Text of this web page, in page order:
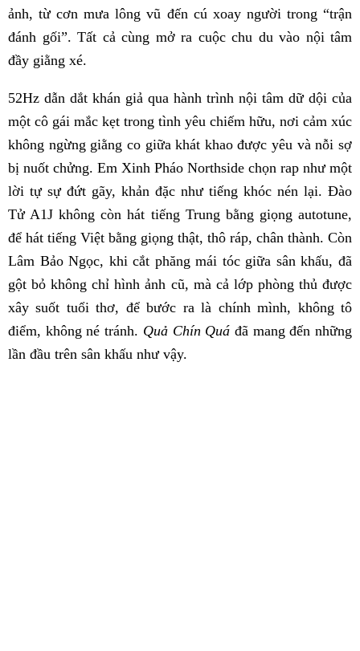
ảnh, từ cơn mưa lông vũ đến cú xoay người trong “trận
đánh gối”. Tất cả cùng mở ra cuộc chu du vào nội tâm
đầy giằng xé.
52Hz dẫn dắt khán giả qua hành trình nội tâm dữ dội của
một cô gái mắc kẹt trong tình yêu chiếm hữu, nơi cảm xúc
không ngừng giằng co giữa khát khao được yêu và nỗi sợ
bị nuốt chửng. Em Xinh Pháo Northside chọn rap như một
lời tự sự đứt gãy, khản đặc như tiếng khóc nén lại. Đào
Tử A1J không còn hát tiếng Trung bằng giọng autotune,
để hát tiếng Việt bằng giọng thật, thô ráp, chân thành. Còn
Lâm Bảo Ngọc, khi cắt phăng mái tóc giữa sân khấu, đã
gột bỏ không chỉ hình ảnh cũ, mà cả lớp phòng thủ được
xây suốt tuổi thơ, để bước ra là chính mình, không tô
điểm, không né tránh. Quả Chín Quá đã mang đến những
lần đầu trên sân khấu như vậy.